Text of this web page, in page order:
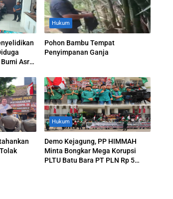
Asri
Hukum
Pohon Bambu Tempat
Penyimpanan Ganja
Hukum
Demo Kejagung, PP HIMMAH
Minta Bongkar Mega Korupsi
PLTU Batu Bara PT PLN Rp 5